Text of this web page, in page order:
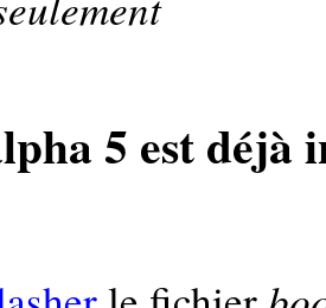
5 est déjà